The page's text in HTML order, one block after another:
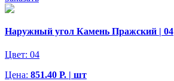
Наружный угол Камень Пражский | 04
Цвет: 04
Цена: 851.40 Р. | шт